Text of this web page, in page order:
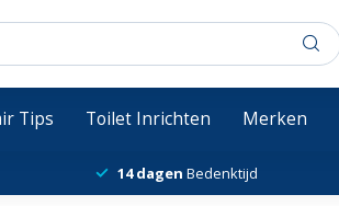
Tips Toilet Inrichten Merken
14 dagen Bedenktijd